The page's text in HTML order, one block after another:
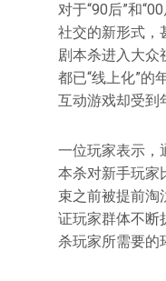
对于“90后”和
社交的新形式，
剧本杀进入大众
都已“线上化”的
互动游戏却受到
一位玩家表示，
本杀对新手玩家
束之前被提前淘
证玩家群体不断
杀玩家所需要的